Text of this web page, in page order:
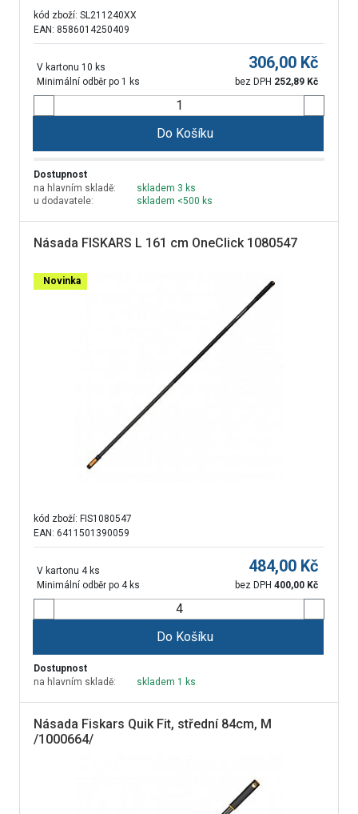
kód zboží: SL211240XX
EAN: 8586014250409
V kartonu 10 ks
Minimální odběr po 1 ks
306,00 Kč
bez DPH 252,89 Kč
Do Košíku
Dostupnost
na hlavním skladě:
skladem 3 ks
u dodavatele:
skladem <500 ks
Násada FISKARS L 161 cm OneClick 1080547
Novinka
kód zboží: FIS1080547
EAN: 6411501390059
V kartonu 4 ks
Minimální odběr po 4 ks
484,00 Kč
bez DPH 400,00 Kč
Do Košíku
Dostupnost
na hlavním skladě:
skladem 1 ks
Násada Fiskars Quik Fit, střední 84cm, M
/1000664/